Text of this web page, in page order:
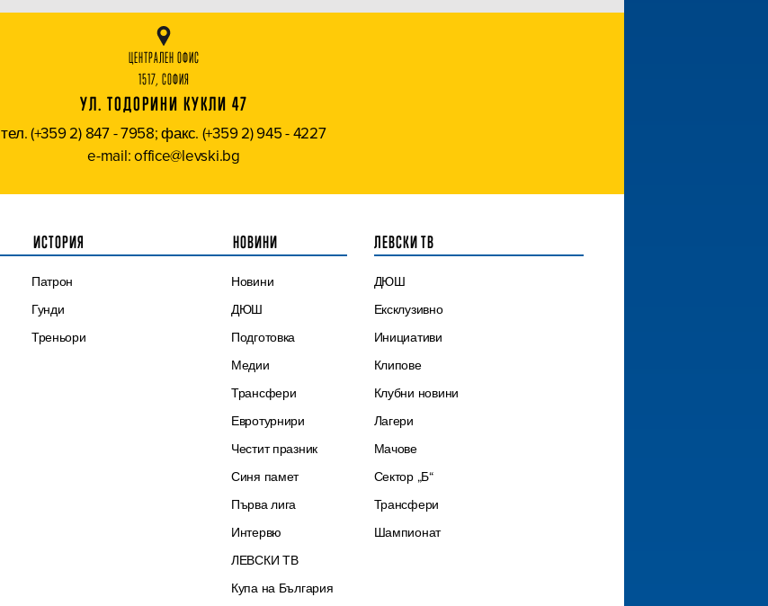
ЦЕНТРАЛЕН ОФИС
1517, СОФИЯ
УЛ. ТОДОРИНИ КУКЛИ 47
тел. (+359 2) 847 - 7958; факс. (+359 2) 945 - 4227
e-mail: office@levski.bg
ИСТОРИЯ
Патрон
Гунди
Треньори
НОВИНИ
Новини
ДЮШ
Подготовка
Медии
Трансфери
Евротурнири
Честит празник
Синя памет
Първа лига
Интервю
ЛЕВСКИ ТВ
Купа на България
ЛЕВСКИ ТВ
ДЮШ
Ексклузивно
Инициативи
Клипове
Клубни новини
Лагери
Мачове
Сектор „Б“
Трансфери
Шампионат